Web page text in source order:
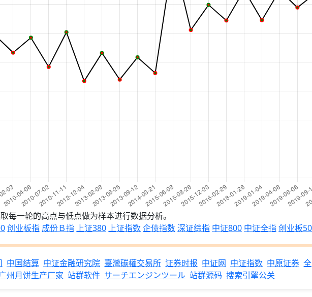
每一轮的高点与低点做为样本进行数据分析。
创业板指 成份Ｂ指 上证380 上证指数企债指数深证综指 中证800 中证全指创业板50
中国结算 中证金融研究院 臺灣碳權交易所 证券时报 中证网 中证指数 中原证券
州月饼生产厂家 站群软件 サーチエンジンツール 站群源码 搜索引擎公关